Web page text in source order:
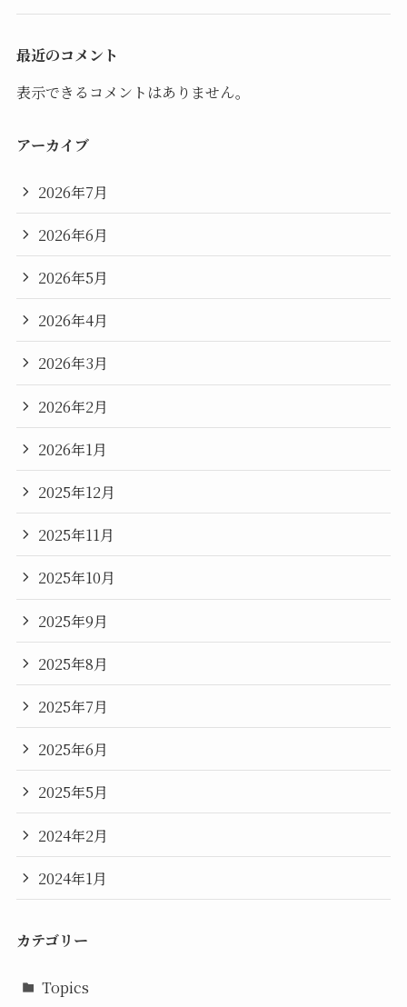
最近のコメント
表示できるコメントはありません。
アーカイブ
2026年7月
2026年6月
2026年5月
2026年4月
2026年3月
2026年2月
2026年1月
2025年12月
2025年11月
2025年10月
2025年9月
2025年8月
2025年7月
2025年6月
2025年5月
2024年2月
2024年1月
カテゴリー
Topics